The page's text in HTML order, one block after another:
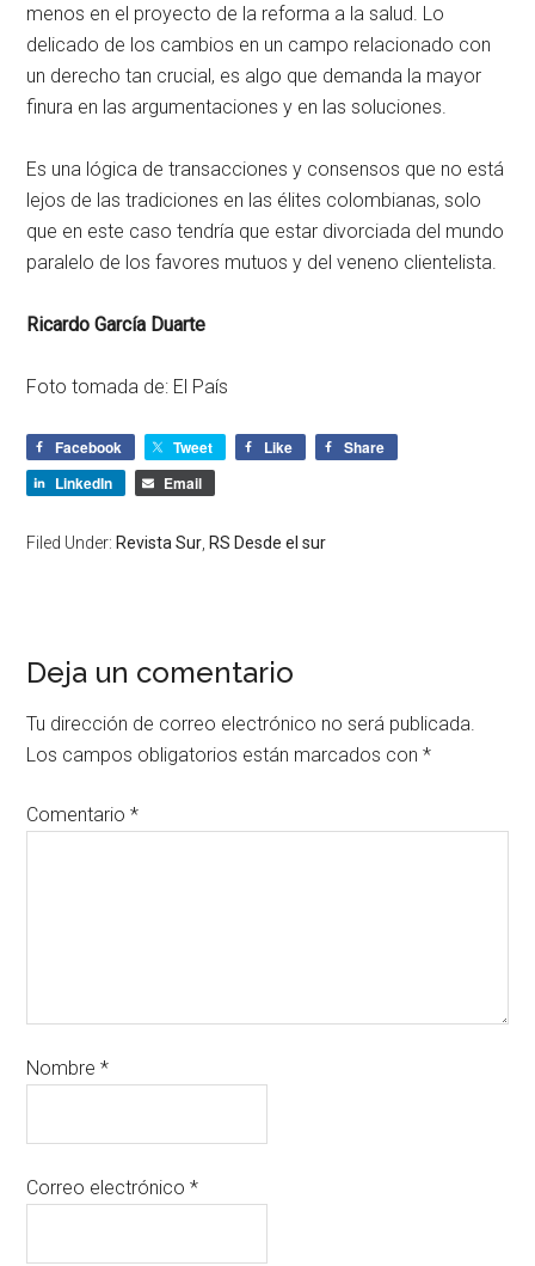
menos en el proyecto de la reforma a la salud. Lo
delicado de los cambios en un campo relacionado con
un derecho tan crucial, es algo que demanda la mayor
finura en las argumentaciones y en las soluciones.
Es una lógica de transacciones y consensos que no está
lejos de las tradiciones en las élites colombianas, solo
que en este caso tendría que estar divorciada del mundo
paralelo de los favores mutuos y del veneno clientelista.
Ricardo García Duarte
Foto tomada de: El País
Facebook Tweet Like
Share
LinkedIn
Email
Filed Under: Revista Sur RS Desde el sur
Deja un comentario
Tu dirección de correo electrónico no será publicada.
Los campos obligatorios están marcados con*
Comentario*
Nombre*
Correo electrónico*